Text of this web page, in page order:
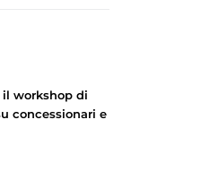
il workshop di
concessionari e